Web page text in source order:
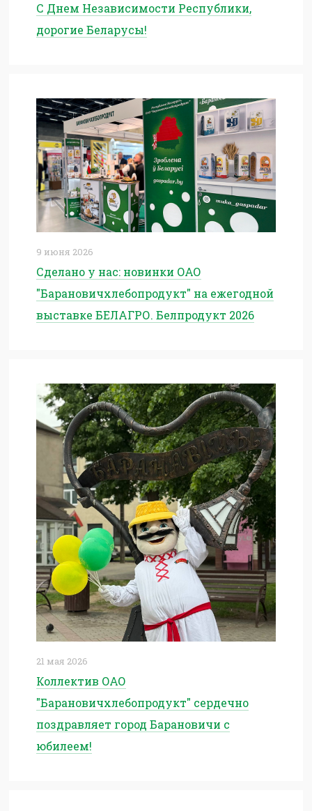
С Днем Независимости Республики,
дорогие Беларусы!
9 июня 2026
Сделано у нас: новинки ОАО
"Барановичхлебопродукт" на ежегодной
выставке БЕЛАГРО. Белпродукт 2026
21 мая 2026
Коллектив ОАО
"Барановичхлебопродукт" сердечно
поздравляет город Барановичи с
юбилеем!